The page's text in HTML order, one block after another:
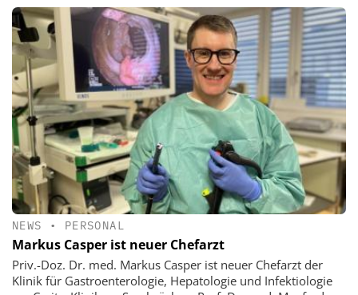
NEWS • PERSONAL
Markus Casper ist neuer Chefarzt
Priv.-Doz. Dr. med. Markus Casper ist neuer Chefarzt der
Klinik für Gastroenterologie, Hepatologie und Infektiologie